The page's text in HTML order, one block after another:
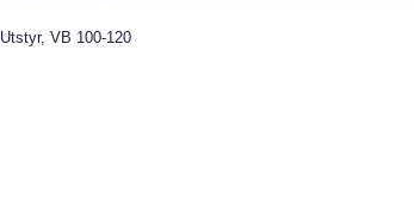
Utstyr, VB 100-120